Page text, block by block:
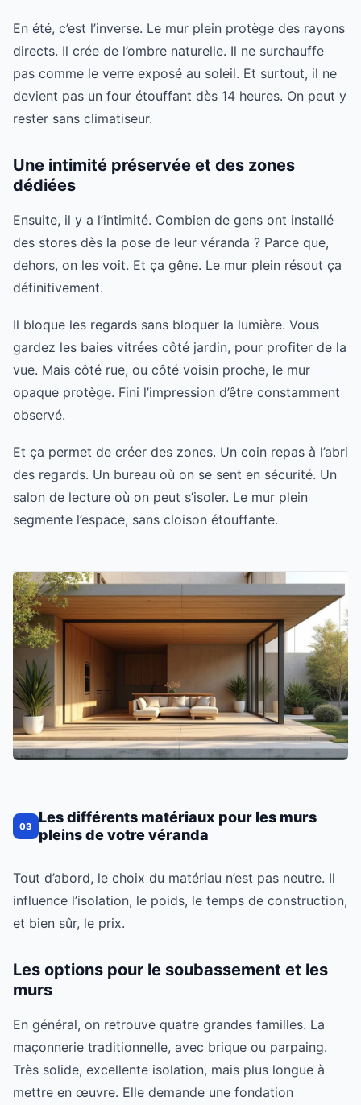
En été, c’est l’inverse. Le mur plein protège des rayons
directs. Il crée de l’ombre naturelle. Il ne surchauffe
pas comme le verre exposé au soleil. Et surtout, il ne
devient pas un four étouffant dès 14 heures. On peut y
rester sans climatiseur.
Une intimité préservée et des zones
dédiées
Ensuite, il y a l’intimité. Combien de gens ont installé
des stores dès la pose de leur véranda ? Parce que,
dehors, on les voit. Et ça gêne. Le mur plein résout ça
définitivement.
Il bloque les regards sans bloquer la lumière. Vous
gardez les baies vitrées côté jardin, pour profiter de la
vue. Mais côté rue, ou côté voisin proche, le mur
opaque protège. Fini l’impression d’être constamment
observé.
Et ça permet de créer des zones. Un coin repas à l’abri
des regards. Un bureau où on se sent en sécurité. Un
salon de lecture où on peut s’isoler. Le mur plein
segmente l’espace, sans cloison étouffante.
03
Les différents matériaux pour les murs
pleins de votre véranda
Tout d’abord, le choix du matériau n’est pas neutre. Il
influence l’isolation, le poids, le temps de construction,
et bien sûr, le prix.
Les options pour le soubassement et les
murs
En général, on retrouve quatre grandes familles. La
maçonnerie traditionnelle, avec brique ou parpaing.
Très solide, excellente isolation, mais plus longue à
mettre en œuvre. Elle demande une fondation